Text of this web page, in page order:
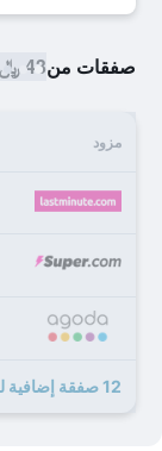
صفقات من43 ﷼
مزود
12 صفقة إضافية لـ فندق قريه عمار سيناء